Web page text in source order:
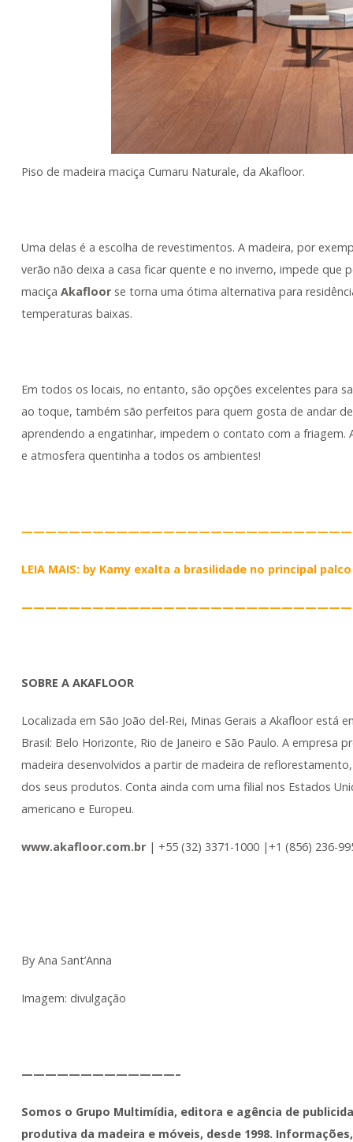
Piso de madeira maciça Cumaru Naturale, da Akafloor.
Uma delas é a escolha de revestimentos. A madeira, por
verão não deixa a casa ficar quente e no inverno, impede que
maciçaAkafloor se torna uma ótima alternativa para
temperaturas baixas.
Em todos os locais, no entanto, são opções excelentes para
ao toque, também são perfeitos para quem gosta de andar
aprendendo a engatinhar, impedem o contato com a friagem.
e atmosfera quentinha a todos os ambientes!
LEIA MAIS: by Kamy exalta a brasilidade no principal
SOBRE A AKAFLOOR
Localizada em São João del-Rei, Minas Gerais a Akafloor
Brasil: Belo Horizonte, Rio de Janeiro e São Paulo. A empresa
madeira desenvolvidos a partir de madeira de
dos seus produtos. Conta ainda com uma filial nos Estados
americano e Europeu.
www.akafloor.com.br | +55 (32) 3371-1000 |+1 (856) 236-
By Ana Sant’Anna
Imagem: divulgação
—————————————–
Somos o Grupo Multimídia, editora e agência de
produtiva da madeira e móveis, desde 1998.